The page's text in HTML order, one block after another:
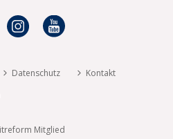
Datenschutz
Kontakt